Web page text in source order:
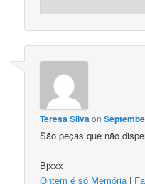
Teresa Silvaon
São peças que não
Bjxxx
Ontem é só Memória |